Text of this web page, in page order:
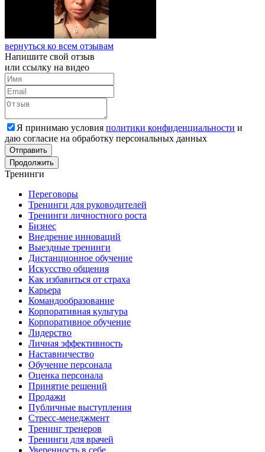
вернуться ко всем отзывам
Напишите свой отзыв
или ссылку на видео
Я принимаю условия политики конфиденциальности и
даю согласие на обработку персональных данных
Отправить
Продолжить
Тренинги
Переговоры
Тренинги для руководителей
Тренинги личностного роста
Бизнес
Внедрение инноваций
Выездные тренинги
Дистанционное обучение
Искусство общения
Как избавиться от страха
Карьера
Командообразование
Корпоративная культура
Корпоративное обучение
Лидерство
Личная эффективность
Наставничество
Обучение персонала
Оценка персонала
Принятие решений
Продажи
Публичные выступления
Стресс-менеджмент
Тренинг тренеров
Тренинги для врачей
Уверенность в себе